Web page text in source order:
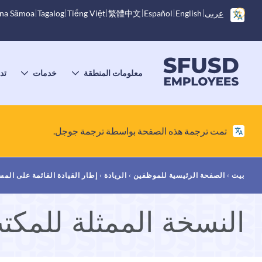
انتقل
الرئيسي
عربى English
Español
繁體中文
Tiếng Việt
Tagalog
Sāmoa
خيارات
إضافية
الرئيسية
معلومات المنطقة
تبديل
خدمات
تبديل
تمت ترجمة هذه الصفحة بواسطة ترجمة جوجل.
فتات
بيت الصفحة الرئيسية للموظفين الريادة إطار القيادة القائمة على
النسخة الممثلة